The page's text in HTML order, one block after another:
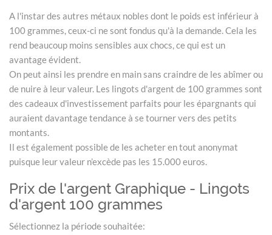
A l'instar des autres métaux nobles dont le poids est inférieur à
100 grammes, ceux-ci ne sont fondus qu'à la demande. Cela les
rend beaucoup moins sensibles aux chocs, ce qui est un
avantage évident.
On peut ainsi les prendre en main sans craindre de les abîmer ou
de nuire à leur valeur. Les lingots d'argent de 100 grammes sont
des cadeaux d'investissement parfaits pour les épargnants qui
auraient davantage tendance à se tourner vers des petits
montants.
Il est également possible de les acheter en tout anonymat
puisque leur valeur n’excède pas les 15.000 euros.
Prix de l'argent Graphique - Lingots
d'argent 100 grammes
Sélectionnez la période souhaitée: